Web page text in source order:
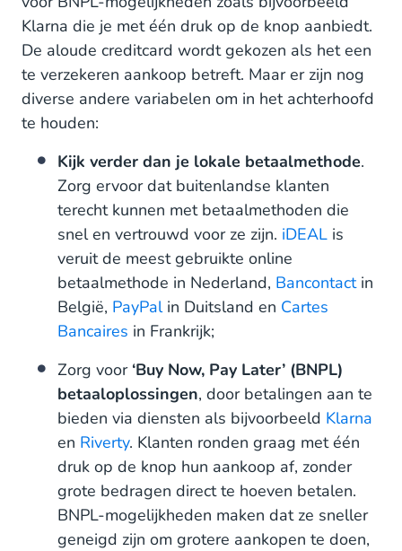
Klarna die je met één druk op de knop aanbiedt.
De aloude creditcard wordt gekozen als het een
te verzekeren aankoop betreft. Maar er zijn nog
diverse andere variabelen om in het achterhoofd
te houden:
Kijk verder dan je lokale betaalmethode.
Zorg ervoor dat buitenlandse klanten
terecht kunnen met betaalmethoden die
snel en vertrouwd voor ze zijn. iDEAL is
veruit de meest gebruikte online
betaalmethode in Nederland, Bancontactin
België, PayPalin Duitsland en Cartes
Bancaires in Frankrijk;
Zorg voor ‘Buy Now, Pay Later’ (BNPL)
betaaloplossingen, door betalingen aan te
bieden via diensten als bijvoorbeeld Klarna
en Riverty. Klanten ronden graag met één
druk op de knop hun aankoop af, zonder
grote bedragen direct te hoeven betalen.
BNPL-mogelijkheden maken dat ze sneller
geneigd zijn om grotere aankopen te doen,